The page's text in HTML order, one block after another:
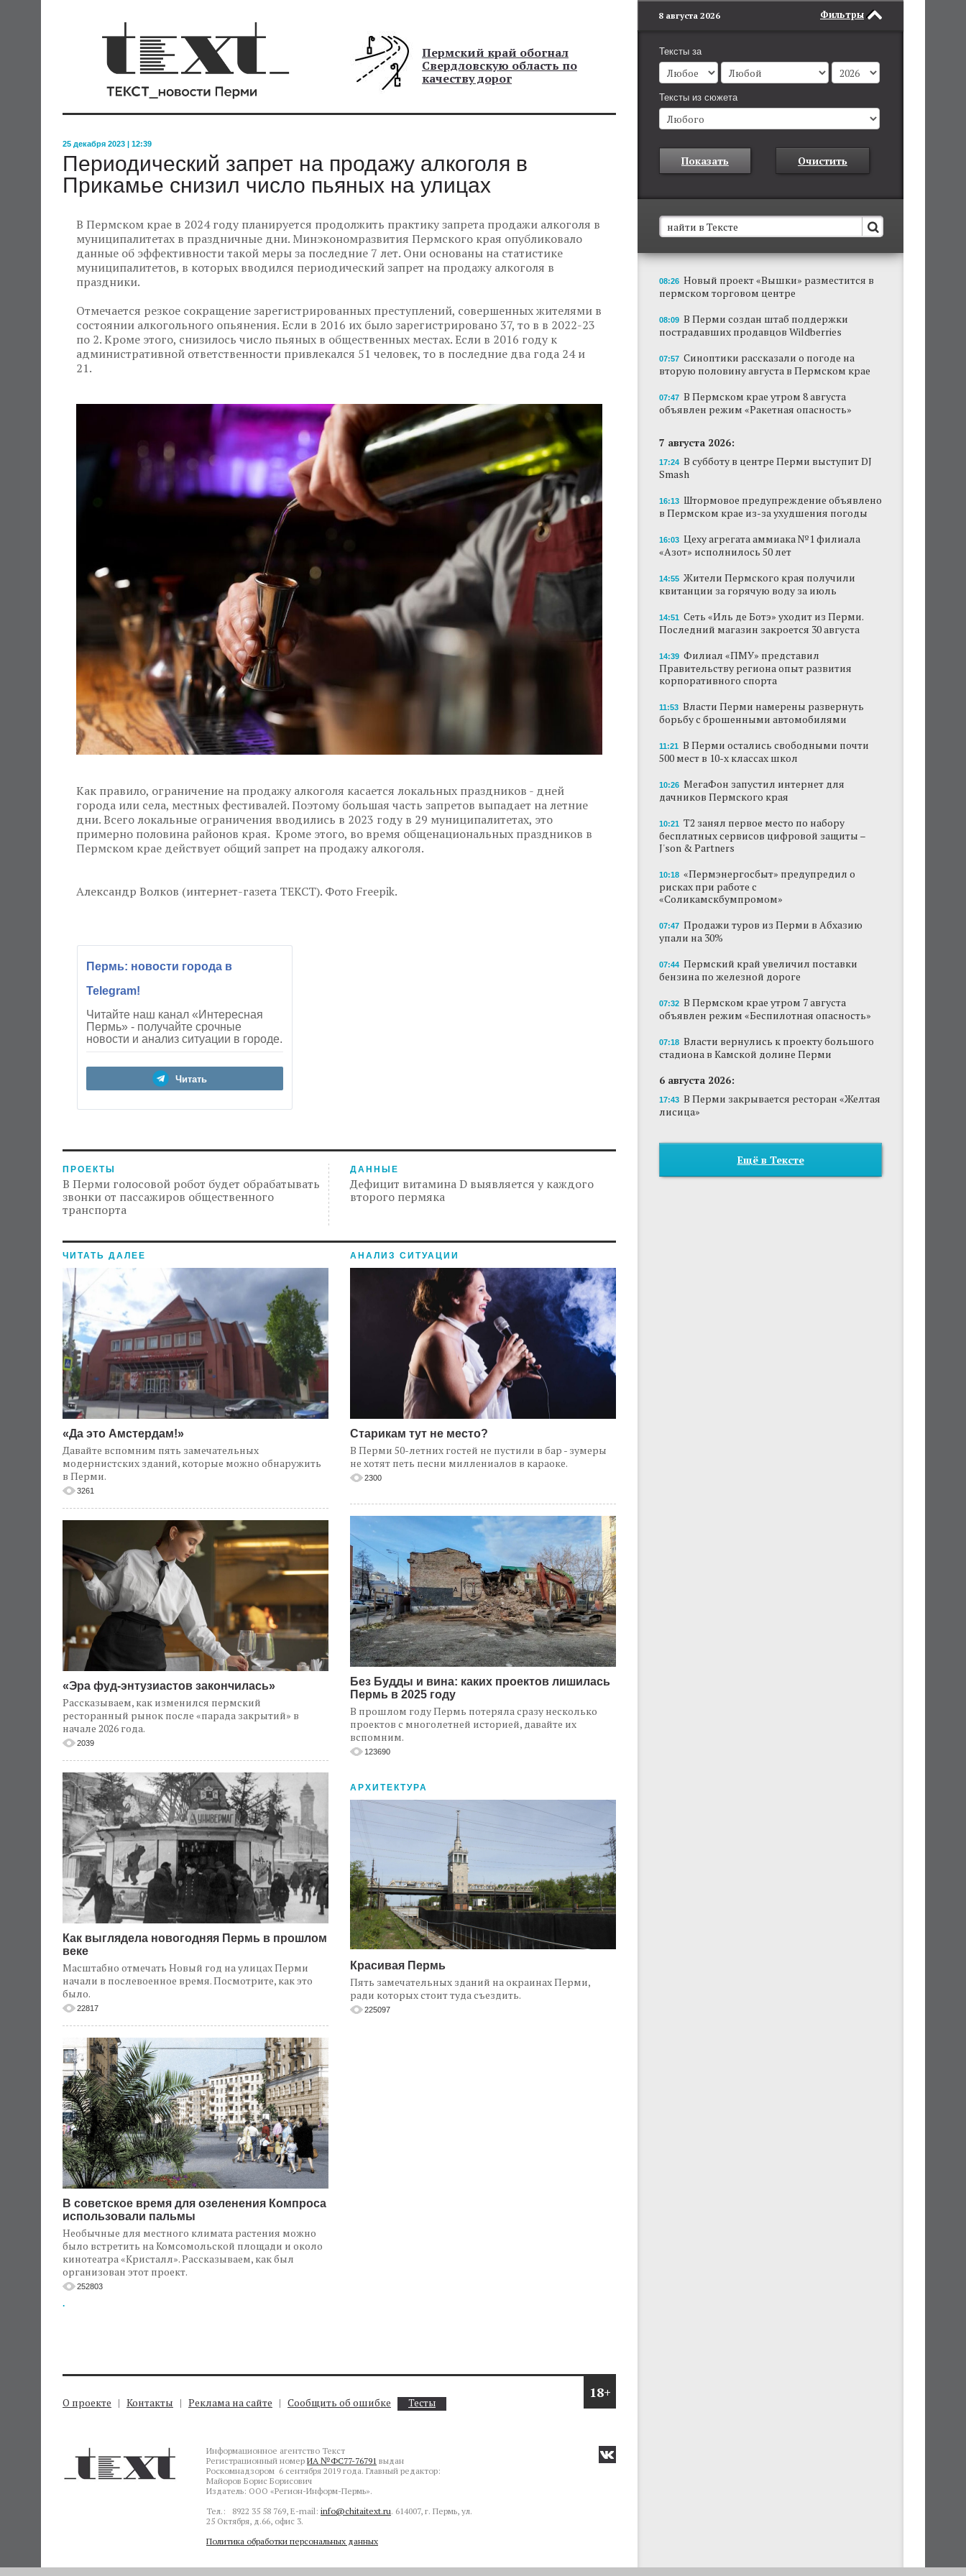
Пермский край обогнал
Свердловскую область по
качеству дорог
25 декабря 2023 | 12:39
Периодический запрет на продажу алкоголя в
Прикамье снизил число пьяных на улицах
В Пермском крае в 2024 году планируется продолжить практику запрета продажи алкоголя в
муниципалитетах в праздничные дни. Минэкономразвития Пермского края опубликовало
данные об эффективности такой меры за последние 7 лет. Они основаны на статистике
муниципалитетов, в которых вводился периодический запрет на продажу алкоголя в
праздники.
Отмечается резкое сокращение зарегистрированных преступлений, совершенных жителями в
состоянии алкогольного опьянения. Если в 2016 их было зарегистрировано 37, то в в 2022-23
по 2. Кроме этого, снизилось число пьяных в общественных местах. Если в 2016 году к
административной ответственности привлекался 51 человек, то в последние два года 24 и
21.
Как правило, ограничение на продажу алкоголя касается локальных праздников - дней
города или села, местных фестивалей. Поэтому большая часть запретов выпадает на летние
дни. Всего локальные ограничения вводились в 2023 году в 29 муниципалитетах, это
примерно половина районов края. Кроме этого, во время общенациональных праздников в
Пермском крае действует общий запрет на продажу алкоголя.
Александр Волков (интернет-газета ТЕКСТ). Фото Freepik.
Пермь: новости города в
Telegram!
Читайте наш канал «Интересная
Пермь» - получайте срочные
новости и анализ ситуации в городе.
Читать
ПРОЕКТЫ
В Перми голосовой робот будет обрабатывать
звонки от пассажиров общественного
транспорта
ДАННЫЕ
Дефицит витамина D выявляется у каждого
второго пермяка
ЧИТАТЬ ДАЛЕЕ
«Да это Амстердам!»
Давайте вспомним пять замечательных
модернистских зданий, которые можно обнаружить
в Перми.
3261
«Эра фуд-энтузиастов закончилась»
Рассказываем, как изменился пермский
ресторанный рынок после «парада закрытий» в
начале 2026 года.
2039
Как выглядела новогодняя Пермь в прошлом
веке
Масштабно отмечать Новый год на улицах Перми
начали в послевоенное время. Посмотрите, как это
было.
22817
В советское время для озеленения Компроса
использовали пальмы
Необычные для местного климата растения можно
было встретить на Комсомольской площади и около
кинотеатра «Кристалл». Рассказываем, как был
организован этот проект.
252803
.
АНАЛИЗ СИТУАЦИИ
Старикам тут не место?
В Перми 50-летних гостей не пустили в бар - зумеры
не хотят петь песни миллениалов в караоке.
2300
Без Будды и вина: каких проектов лишилась
Пермь в 2025 году
В прошлом году Пермь потеряла сразу несколько
проектов с многолетней историей, давайте их
вспомним.
123690
АРХИТЕКТУРА
Красивая Пермь
Пять замечательных зданий на окраинах Перми,
ради которых стоит туда съездить.
225097
18+
О проекте Контакты Реклама на сайте Сообщить об ошибке Тесты
Информационное агентство Текст
Регистрационный номер ИА №ФС77-76791 выдан
Роскомнадзором 6 сентября 2019 года. Главный редактор:
Майоров Борис Борисович
Издатель: ООО «Регион-Информ-Пермь».
Тел.: 8922 35 58 769, E-mail: info@chitaitext.ru. 614007, г. Пермь, ул.
25 Октября, д.66, офис 3.
Политика обработки персональных данных
Фильтры
8 августа 2026
Тексты за
Тексты из сюжета
Показать Очистить
В Пермском крае установят новые станции
обнаружения беспилотников
Они используются для обнаружения и
отслеживания БПЛА в воздухе.
Новый проект «Вышки» разместится в
пермском торговом центре
пострадавших продавцов Wildberries
Сеть «Иль де Ботэ» уходит из Перми
Власти Перми намерены развернуть борьбу
с брошенными автомобилями
Продажи туров из Перми в Абхазию упали
на 30%
стадиона в Камской долине Перми
08:26 Новый проект «Вышки» разместится в
пермском торговом центре
08:09 В Перми создан штаб поддержки
пострадавших продавцов Wildberries
07:57 Синоптики рассказали о погоде на
вторую половину августа в Пермском крае
07:47 В Пермском крае утром 8 августа
объявлен режим «Ракетная опасность»
7 августа 2026:
17:24 В субботу в центре Перми выступит DJ
Smash
16:13 Штормовое предупреждение объявлено
в Пермском крае из-за ухудшения погоды
16:03 Цеху агрегата аммиака №1 филиала
«Азот» исполнилось 50 лет
14:55 Жители Пермского края получили
квитанции за горячую воду за июль
14:51 Сеть «Иль де Ботэ» уходит из Перми.
Последний магазин закроется 30 августа
14:39 Филиал «ПМУ» представил
Правительству региона опыт развития
корпоративного спорта
11:53 Власти Перми намерены развернуть
борьбу с брошенными автомобилями
11:21 В Перми остались свободными почти
500 мест в 10-х классах школ
10:26 МегаФон запустил интернет для
дачников Пермского края
10:21 Т2 занял первое место по набору
бесплатных сервисов цифровой защиты –
J'son & Partners
10:18 «Пермэнергосбыт» предупредил о
рисках при работе с
«Соликамскбумпромом»
07:47 Продажи туров из Перми в Абхазию
упали на 30%
07:44 Пермский край увеличил поставки
бензина по железной дороге
07:32 В Пермском крае утром 7 августа
объявлен режим «Беспилотная опасность»
07:18 Власти вернулись к проекту большого
стадиона в Камской долине Перми
6 августа 2026:
17:43 В Перми закрывается ресторан «Желтая
лисица»
Ещё в Тексте